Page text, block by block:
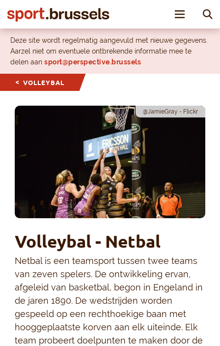
Toggle
Deze site wordt regelmatig aangevuld met nieuwe gegevens.
Aarzel niet om eventuele ontbrekende informatie mee te
delen aan sport@perspective.brussels
VOLLEYBAL
@JamieGray - Flickr
Volleybal - Netbal
Netbal is een teamsport tussen twee teams
van zeven spelers. De ontwikkeling ervan,
afgeleid van basketbal, begon in Engeland in
de jaren 1890. De wedstrijden worden
gespeeld op een rechthoekige baan met
hooggeplaatste korven aan elk uiteinde. Elk
team probeert doelpunten te maken door de